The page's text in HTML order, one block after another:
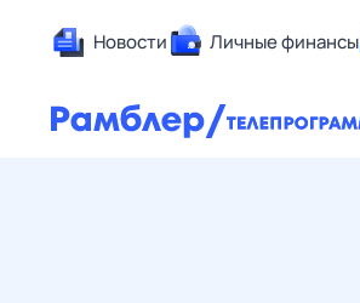
Новости Личные финансы